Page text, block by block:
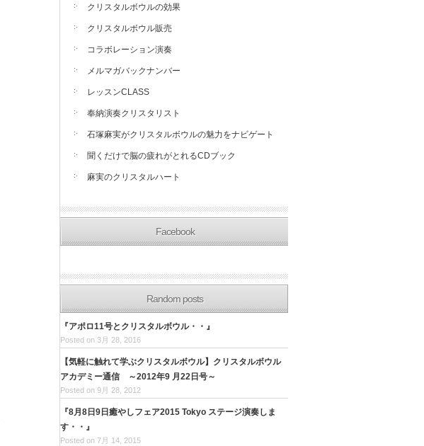
クリスタルボウルの効果
クリスタルボウル販売
コラボレーション演奏
メルマガバックナンバー
レッスンCLASS
奉納演奏クリスタリスト
石塚麻実がクリスタルボウルの魅力をナビゲート
聞くだけで脳の疲れがとれるCDブック
麻実のクリスタルハート
Facebook
Random posts
『アポロ11号とクリスタルボウル・・』
Posted on 3月 28, 2016
【気軽に触れて学ぶクリスタルボウル】クリスタルボウル
アカデミー通信 ～2012年9 月22日号～
Posted on 9月 28, 2012
『8月8日9日癒やしフェア2015 Tokyo ステージ演奏しま
す・・』
Posted on 7月 14, 2015